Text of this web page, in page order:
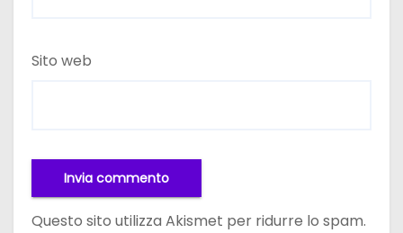
Sito web
Questo sito utilizza Akismet per ridurre lo spam.